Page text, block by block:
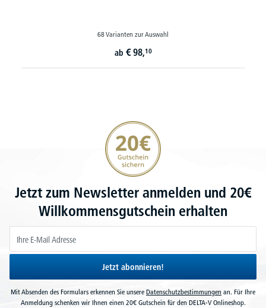
68 Varianten zur Auswahl
ab € 98,10
20€ Gutschein sichern
Jetzt zum Newsletter anmelden und 20€
Willkommensgutschein erhalten
Jetzt abonnieren!
Mit Absenden des Formulars erkennen Sie unsere Datenschutzbestimmungen an. Für Ihre
Anmeldung schenken wir Ihnen einen 20€ Gutschein für den DELTA-V Onlineshop.